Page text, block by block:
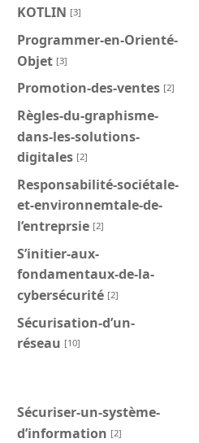
KOTLIN [3]
Programmer-en-Orienté-
Objet [3]
Promotion-des-ventes [2]
Règles-du-graphisme-
dans-les-solutions-
digitales [2]
Responsabilité-sociétale-
et-environnemtale-de-
l’entreprsie [2]
S’initier-aux-
fondamentaux-de-la-
cybersécurité [2]
Sécurisation-d’un-
réseau [10]
Sécuriser-un-système-
d’information [2]